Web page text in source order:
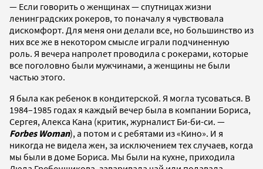
— Если говорить о женщинах — спутницах жизни
ленинградских рокеров, то поначалу я чувствовала
дискомфорт. Для меня они делали все, но большинство из
них все же в некотором смысле играли подчиненную
роль. Я вечера напролет проводила с рокерами, которые
все поголовно были мужчинами, а женщины не были
частью этого.
Я была как ребенок в кондитерской. Я могла тусоваться. В
1984–1985 годах я каждый вечер была в компании Бориса,
Сергея, Алекса Кана (критик, журналист Би-би-си. —
Forbes Woman), а потом и с ребятами из «Кино». И я
никогда не видела жен, за исключением тех случаев, когда
мы были в доме Бориса. Мы были на кухне, приходила